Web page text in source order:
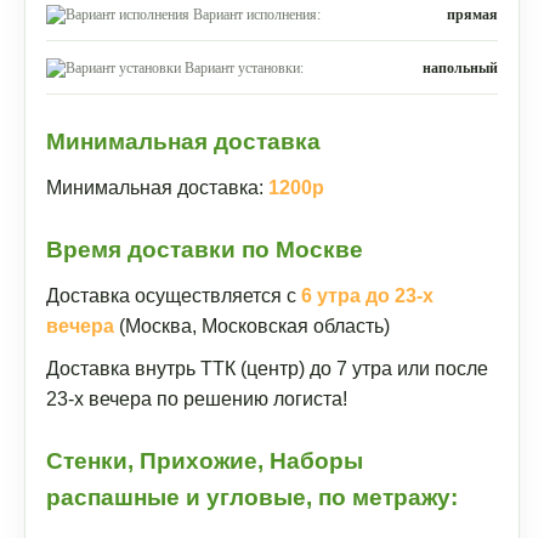
Вариант исполнения: прямая
Вариант установки: напольный
Минимальная доставка
Минимальная доставка: 1200р
Время доставки по Москве
Доставка осуществляется с 6 утра до 23-х
вечера (Москва, Московская область)
Доставка внутрь ТТК (центр) до 7 утра или после
23-х вечера по решению логиста!
Стенки, Прихожие, Наборы
распашные и угловые, по метражу: